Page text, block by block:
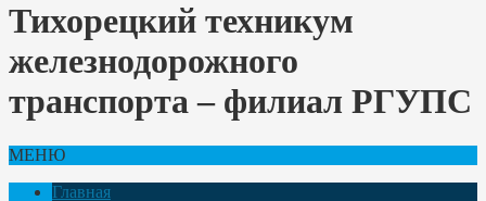
Тихорецкий техникум
железнодорожного
транспорта – филиал РГУПС
МЕНЮ
Главная